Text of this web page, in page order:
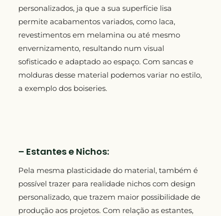
personalizados, ja que a sua superfície lisa
permite acabamentos variados, como laca,
revestimentos em melamina ou até mesmo
envernizamento, resultando num visual
sofisticado e adaptado ao espaço. Com sancas e
molduras desse material podemos variar no estilo,
a exemplo dos boiseries.
– Estantes e Nichos:
Pela mesma plasticidade do material, também é
possível trazer para realidade nichos com design
personalizado, que trazem maior possibilidade de
produção aos projetos. Com relação as estantes,